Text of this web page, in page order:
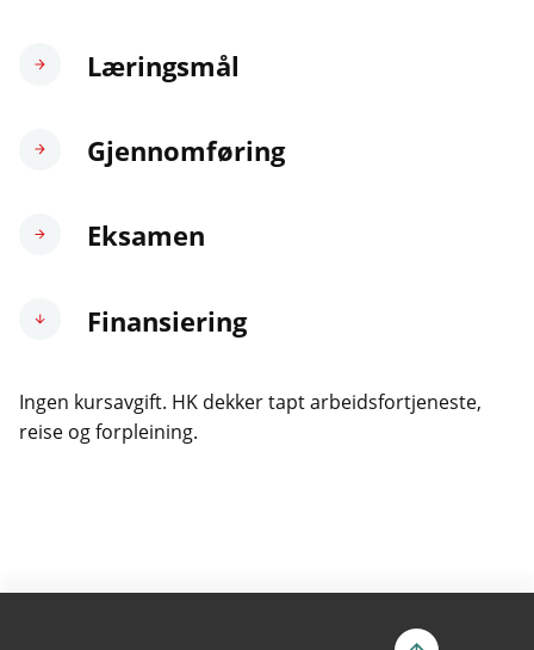
Læringsmål
Gjennomføring
Eksamen
Finansiering
Ingen kursavgift. HK dekker tapt arbeidsfortjeneste,
reise og forpleining.